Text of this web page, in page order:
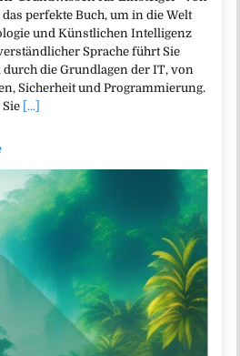
perfekte Buch, um in die Welt
und Künstlichen Intelligenz
Sprache führt Sie
durch die Grundlagen der IT, von
Sicherheit und Programmierung.
[...]